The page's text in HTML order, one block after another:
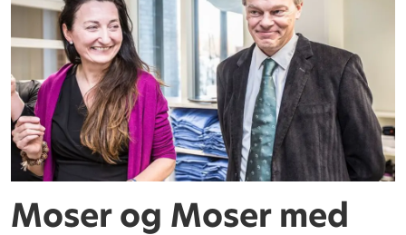
Moser og Moser med